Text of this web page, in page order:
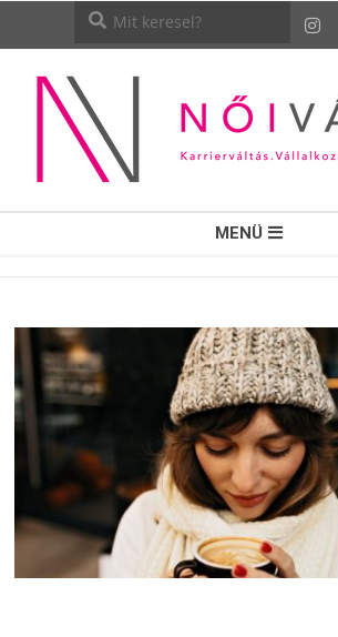
NŐI
VÁLTÓ
MENÜ